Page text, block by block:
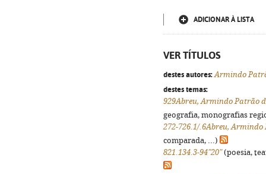
ADICIONAR À LISTA
VER TÍTULOS
destes autores: Armindo
destes temas:
929Abreu, Armindo Patrão
geografia, monografias
272-726.1/.6Abreu, Armindo
comparada, ...)
821.134.3-94"20"(poesia,